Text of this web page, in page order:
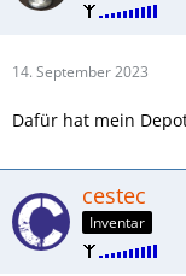
14. September 2023
Dafür hat mein
cestec
Inventar